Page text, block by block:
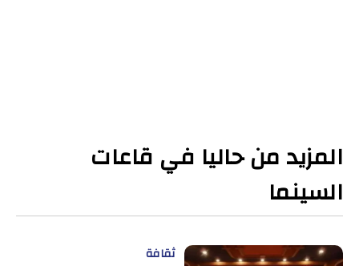
المزيد من حاليا في قاعات
السينما
ثقافة